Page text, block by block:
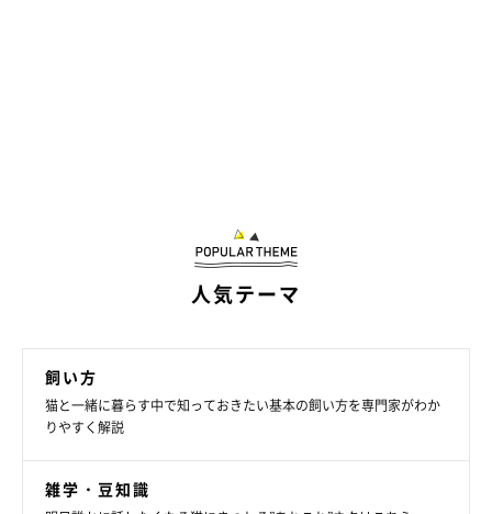
人気テーマ
飼い方
猫と一緒に暮らす中で知っておきたい基本の飼い方を専門家がわか
りやすく解説
雑学・豆知識